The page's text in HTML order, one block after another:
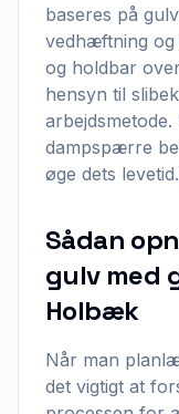
baseres på
vedhæftning og
og holdbar
hensyn til
dampspærre
øge dets
Sådan
gulv med
Holbæk
Når man
det vigtigt at